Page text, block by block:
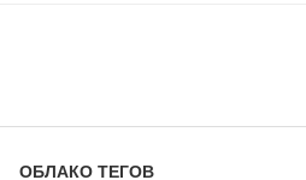
ОБЛАКО ТЕГОВ